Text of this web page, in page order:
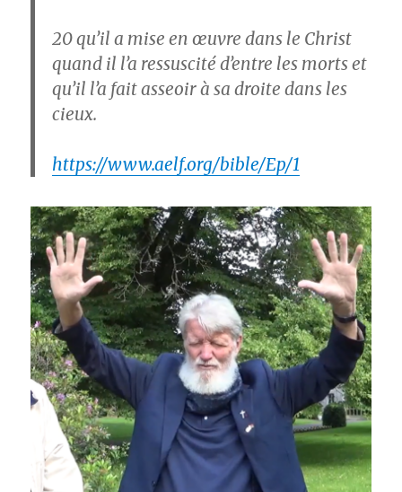
20qu’il a mise en œuvre dans le Christ
quand il l’a ressuscité d’entre les morts et
qu’il l’a fait asseoir à sa droite dans les
cieux.
https://www.aelf.org/bible/Ep/1